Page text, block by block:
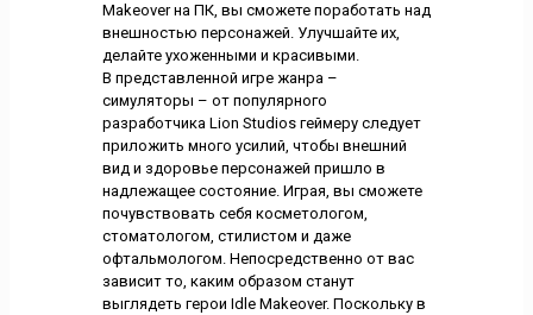
Makeover на ПК, вы сможете поработать над
внешностью персонажей. Улучшайте их,
делайте ухоженными и красивыми.
В представленной игре жанра –
симуляторы – от популярного
разработчика Lion Studios геймеру следует
приложить много усилий, чтобы внешний
вид и здоровье персонажей пришло в
надлежащее состояние. Играя, вы сможете
почувствовать себя косметологом,
стоматологом, стилистом и даже
офтальмологом. Непосредственно от вас
зависит то, каким образом станут
выглядеть герои Idle Makeover. Поскольку в